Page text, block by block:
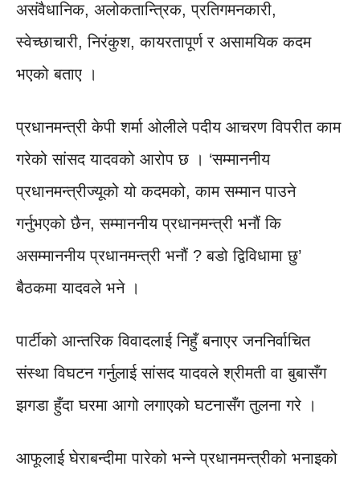
असंवैधानिक, अलोकतान्त्रिक, प्रतिगमनकारी,
स्वेच्छाचारी, निरंकुश, कायरतापूर्ण र असामयिक कदम
भएको बताए ।
प्रधानमन्त्री केपी शर्मा ओलीले पदीय आचरण विपरीत काम
गरेको सांसद यादवको आरोप छ । ‘सम्माननीय
प्रधानमन्त्रीज्यूको यो कदमको, काम सम्मान पाउने
गर्नुभएको छैन, सम्माननीय प्रधानमन्त्री भनौं कि
असम्माननीय प्रधानमन्त्री भनौं ? बडो द्विविधामा छु’
बैठकमा यादवले भने ।
पार्टीको आन्तरिक विवादलाई निहुँ बनाएर जननिर्वाचित
संस्था विघटन गर्नुलाई सांसद यादवले श्रीमती वा बुबासँग
झगडा हुँदा घरमा आगो लगाएको घटनासँग तुलना गरे ।
आफूलाई घेराबन्दीमा पारेको भन्ने प्रधानमन्त्रीको भनाइको